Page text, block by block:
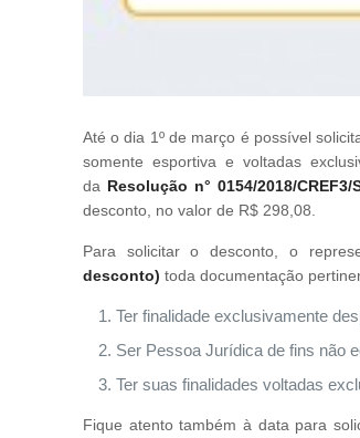
Até o dia 1º de março é possível
somente esportiva e voltadas
da Resolução n° 0154/2018/CREF3/
desconto, no valor de R$ 298,08.
Para solicitar o desconto, o
desconto) toda documentação
Ter finalidade exclusivamente
Ser Pessoa Jurídica de fins não
Ter suas finalidades voltadas
Fique atento também à data para